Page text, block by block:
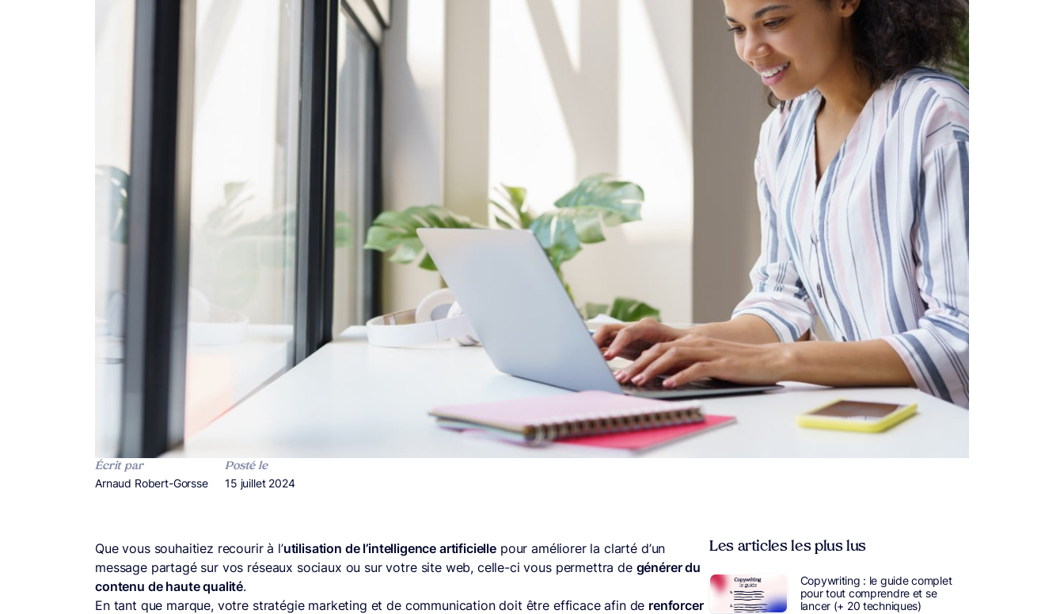
Écrit par
Publié par
Arnaud Robert-Gorsse
Posté le
Publié le
15 juillet 2024
Que vous souhaitiez recourir à l’utilisation de l’intelligence artificielle pour améliorer la clarté d’un
message partagé sur vos réseaux sociaux ou sur votre site web, celle-ci vous permettra de générer du
contenu de haute qualité.
En tant que marque, votre stratégie marketing et de communication doit être efficace afin de renforcer
Les articles les plus lus
Copywriting : le guide complet
pour tout comprendre et se
lancer (+ 20 techniques)